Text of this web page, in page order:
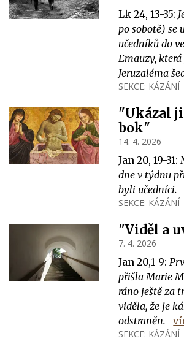
Lk 24, 13-35:
po sobotě) se
učedníků do
Emauzy,
Jeruzaléma
SEKCE: KÁZÁNÍ
"Ukázal
bok"
14. 4. 2026
Jan 20, 19-31:
dne v týdnu
byli učedníci.
SEKCE: KÁZÁNÍ
"Viděl a
7. 4. 2026
Jan 20,1-9:
přišla Marie
ráno ještě za
viděla, že je
odstraněn.
SEKCE: KÁZÁNÍ